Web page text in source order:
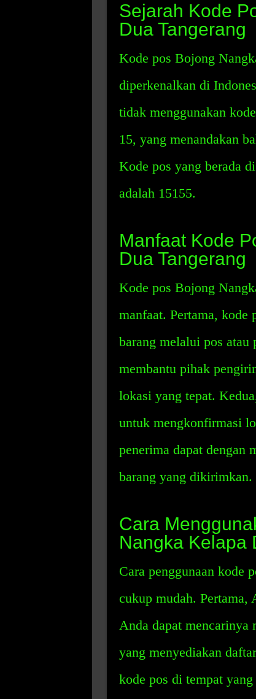
Sejarah Kode
Dua Tangerang
Kode pos Bojong
diperkenalkan di
tidak menggunakan
15, yang menandakan
Kode pos yang berada
adalah 15155.
Manfaat Kode
Dua Tangerang
Kode pos Bojong
manfaat. Pertama, kode
barang melalui pos
membantu pihak
lokasi yang tepat.
untuk mengkonfirmasi
penerima dapat dengan
barang yang dikirimkan.
Cara
Nangka Kelapa
Cara penggunaan kode
cukup mudah. Pertama,
Anda dapat mencarinya
yang menyediakan
kode pos di tempat